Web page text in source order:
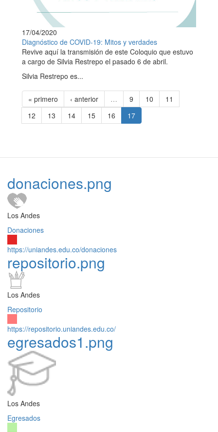
17/04/2020
Diagnóstico de COVID-19: Mitos y verdades
Revive aquí la transmisión de este Coloquio que estuvo
a cargo de Silvia Restrepo el pasado 6 de abril.
Silvia Restrepo es...
« primero ‹ anterior … 9 10
11
12
13 14 15 16 17
donaciones.png
Los Andes
Donaciones
https://uniandes.edu.co/donaciones
repositorio.png
Los Andes
Repositorio
https://repositorio.uniandes.edu.co/
egresados1.png
Los Andes
Egresados